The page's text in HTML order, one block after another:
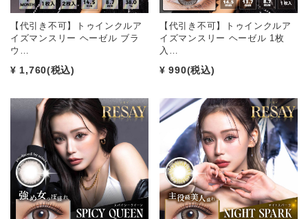
【代引き不可】トゥインクルア
イズマンスリー ヘーゼル ブラ
ウ…
¥ 1,760(税込)
【代引き不可】トゥインクルア
イズマンスリー ヘーゼル 1枚
入…
¥ 990(税込)